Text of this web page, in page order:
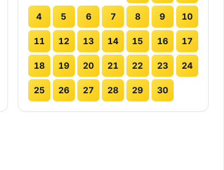
4 5 6 7 8 9 10
11 12 13 14 15 16 17
18 19 20 21 22 23 24
25 26 27 28 29 30